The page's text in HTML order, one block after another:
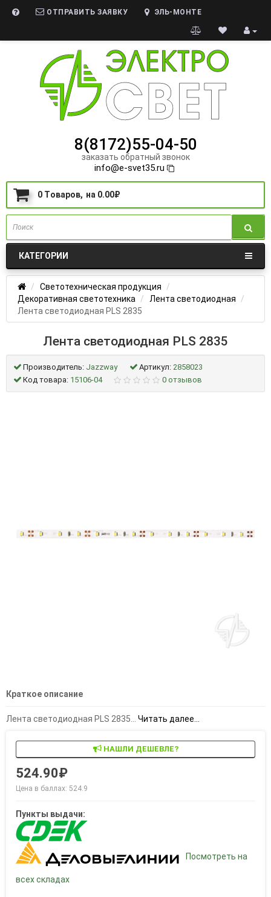
ОТПРАВИТЬ ЗАЯВКУ ЭЛЬ-МОНТЕ
8(8172)55-04-50
заказать обратный звонок
info@e-svet35.ru
0 Tоваров, на 0.00₽
КАТЕГОРИИ
Светотехническая продукция
Декоративная светотехника
Лента светодиодная
Лента светодиодная PLS 2835
Лента светодиодная PLS 2835
Производитель: Jazzway Артикул: 2858023
Код товара: 15106-04 0 отзывов
Краткое описание
Лента светодиодная PLS 2835... Читать далее...
НАШЛИ ДЕШЕВЛЕ?
524.90₽
Цена в баллах: 524.9
Пункты выдачи:
Посмотреть на
всех складах